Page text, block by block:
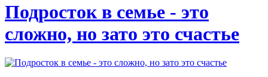
Подросток в семье - это
сложно, но зато это счастье